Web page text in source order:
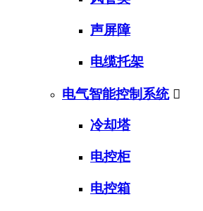
声屏障
电缆托架
电气智能控制系统 
冷却塔
电控柜
电控箱